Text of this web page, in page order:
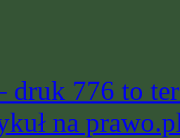
druk 776 to
na